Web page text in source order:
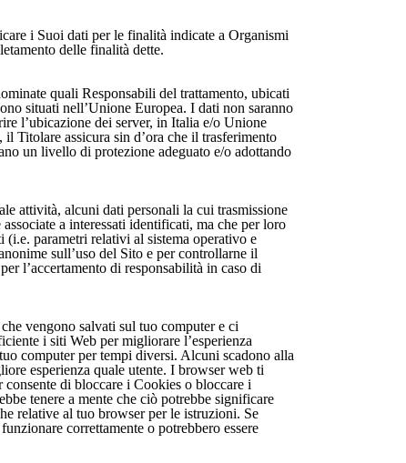
i Suoi dati per le finalità indicate a Organismi
delle finalità dette.
quali Responsabili del trattamento, ubicati
situati nell’Unione Europea. I dati non saranno
l’ubicazione dei server, in Italia e/o Unione
Titolare assicura sin d’ora che il trasferimento
un livello di protezione adeguato e/o adottando
attività, alcuni dati personali la cui trasmissione
a interessati identificati, ma che per loro
(i.e. parametri relativi al sistema operativo e
sull’uso del Sito e per controllarne il
l’accertamento di responsabilità in caso di
vengono salvati sul tuo computer e ci
i siti Web per migliorare l’esperienza
computer per tempi diversi. Alcuni scadono alla
esperienza quale utente. I browser web ti
di bloccare i Cookies o bloccare i
tenere a mente che ciò potrebbe significare
relative al tuo browser per le istruzioni. Se
correttamente o potrebbero essere